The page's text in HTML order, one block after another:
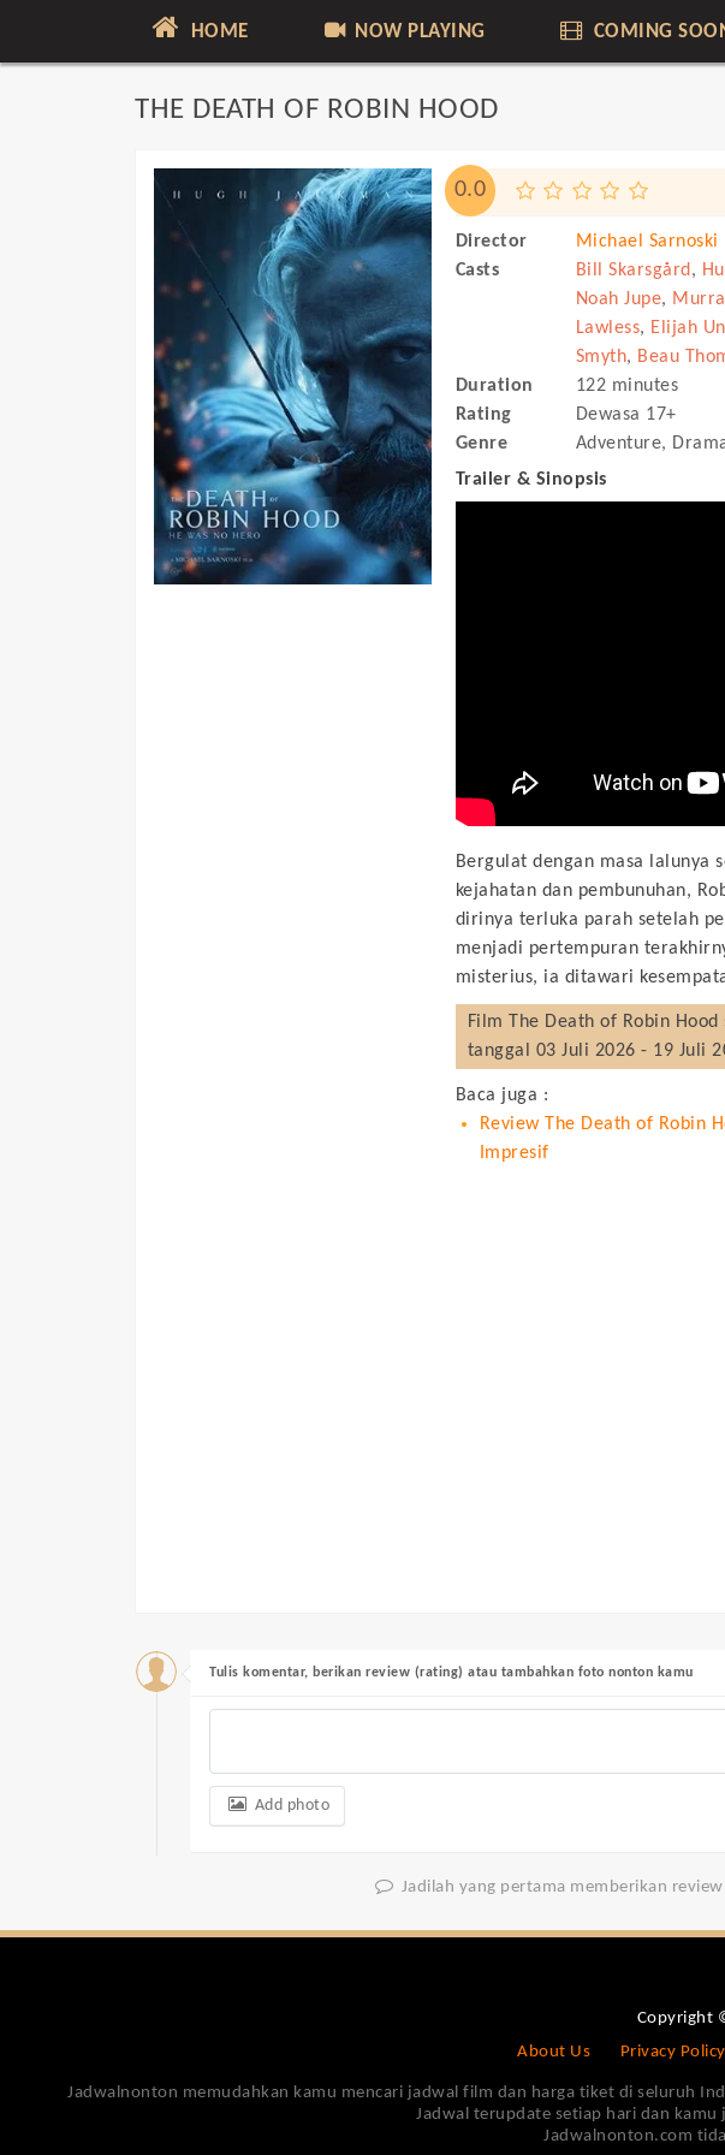
HOME NOW PLAYING COMING
THE DEATH OF ROBIN HOOD
0.0
Director
Michael Sarnoski
Casts
Bill Skarsgård ,
Noah Jupe,
Lawless, Elijah
Smyth, Beau
Duration
122 minutes
Rating
Dewasa 17+
Genre
Adventure,
Trailer & Sinopsis
Bergulat dengan masa lalunya
kejahatan dan pembunuhan,
dirinya terluka parah setelah
menjadi pertempuran
misterius, ia ditawari
Film The Death of Robin Hood
tanggal 03 Juli 2026 - 19 Juli
Baca juga :
Review The Death of Robin
Impresif
Tulis komentar, berikan review (rating) atau tambahkan foto nonton kamu
Add photo
Jadilah yang pertama memberikan
Copyright
About Us
Privacy Policy
Jadwalnonton memudahkan kamu mencari jadwal film dan harga tiket di seluruh
Jadwal terupdate setiap hari dan
Jadwalnonton.com